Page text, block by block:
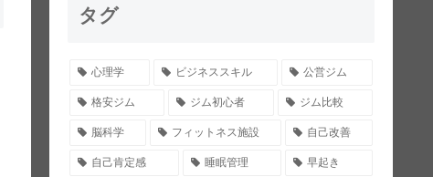
タグ
心理学 ビジネススキル 公営ジム
格安ジム ジム初心者 ジム比較
脳科学 フィットネス施設 自己改善
自己肯定感 睡眠管理 早起き